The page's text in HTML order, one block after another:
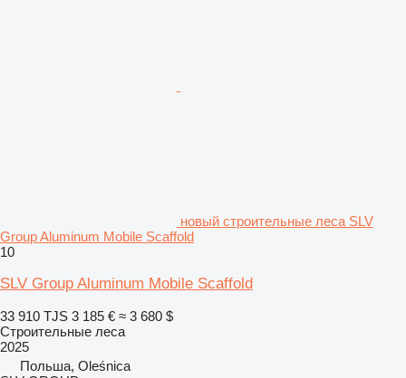
новый строительные леса SLV
Group Aluminum Mobile Scaffold
10
SLV Group Aluminum Mobile Scaffold
33 910 TJS 3 185 € ≈ 3 680 $
Строительные леса
2025
Польша, Oleśnica